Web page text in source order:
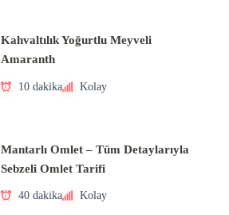
Kahvaltılık Yoğurtlu Meyveli
Amaranth
10 dakika Kolay
Mantarlı Omlet – Tüm Detaylarıyla
Sebzeli Omlet Tarifi
40 dakika Kolay